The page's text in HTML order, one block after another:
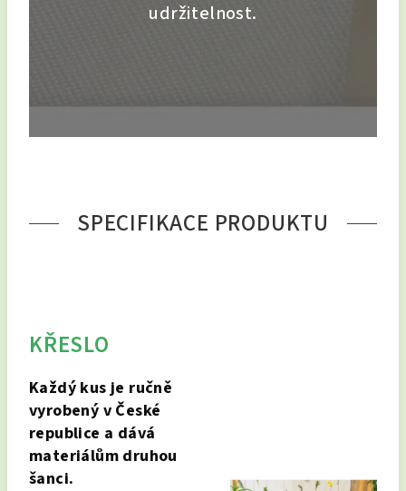
udržitelnost.
SPECIFIKACE PRODUKTU
KŘESLO
Každý kus je ručně
vyrobený v České
republice a dává
materiálům druhou
šanci.